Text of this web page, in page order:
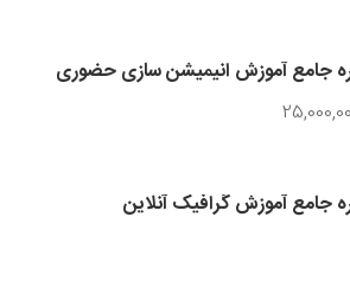
جامع آموزش انیمیشن سازی حضوری
جامع آموزش گرافیک آنلاین